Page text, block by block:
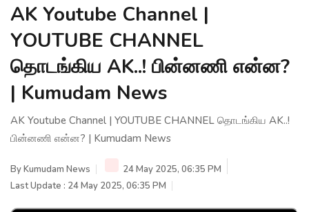
AK Youtube Channel |
YOUTUBE CHANNEL
தொடங்கிய AK..! பின்னணி என்ன?
| Kumudam News
AK Youtube Channel | YOUTUBE CHANNEL தொடங்கிய AK..!
பின்னணி என்ன? | Kumudam News
ByKumudam News
24 May 2025, 06:35 PM
Last Update : 24 May 2025, 06:35 PM